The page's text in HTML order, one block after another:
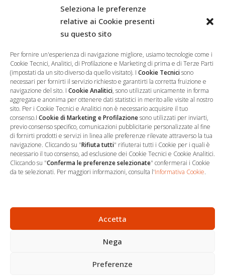
Seleziona le preferenze
relative ai Cookie presenti
su questo sito
Per fornire un'esperienza di navigazione migliore, usiamo tecnologie come i
Cookie Tecnici, Analitici, di Profilazione e Marketing di prima e di Terze Parti
(impostati da un sito diverso da quello visitato). I Cookie Tecnicisono
necessari per fornirti il servizio richiesto e garantirti la corretta fruizione e
navigazione del sito. I Cookie Analitici, sono utilizzati unicamente in forma
aggregata e anonima per ottenere dati statistici in merito alle visite al nostro
sito. Per i Cookie Tecnici e Analitici non è necessario acquisire il tuo
consenso.I Cookie di Marketing e Profilazionesono utilizzati per inviarti,
previo consenso specifico, comunicazioni pubblicitarie personalizzate al fine
di fornirti prodotti e servizi in linea alle preferenze rilevate attraverso la tua
navigazione. Cliccando su "Rifiuta tutti" rifiuterai tutti i Cookie per i quali è
necessario il tuo consenso, ad esclusione dei Cookie Tecnici e Cookie Analitici.
Cliccando su "Conferma le preferenze selezionate" confermerai i Cookie
da te selezionati. Per maggiori informazioni, consulta l'Informativa Cookie.
Accetta
Nega
Preferenze
Demansionamento del Quadro Direttivo: Quando la
Perdita di Autonomia e Specializzazione Giustifica il
Risarcimento.
… Sede Operativa
06 9522 7890
info@studioargari.it
P.I. 17504191002